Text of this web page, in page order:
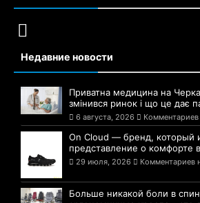
Недавние новости
Приватна медицина на
змінився ринок і що це дає
6 августа, 2026 Комментариев
On Cloud — бренд, который
представление о комфорте
29 июля, 2026 Комментариев
Больше никакой боли в